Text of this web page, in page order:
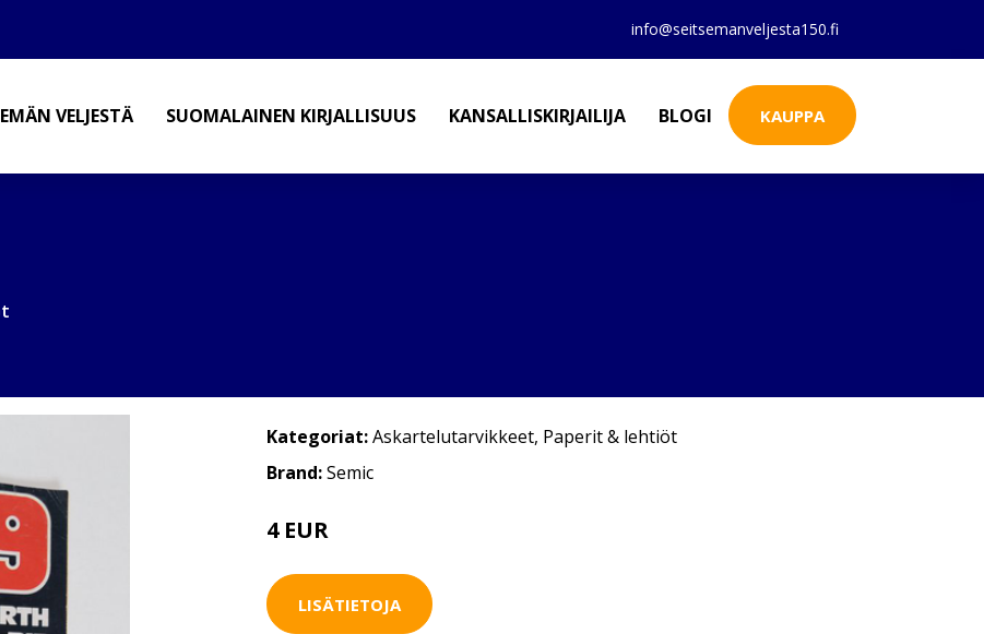
info@seitsemanveljesta150.fi
VELJESTÄ SUOMALAINEN KIRJALLISUUS KANSALLISKIRJAILIJA BLOGI KAUPPA
Kategoriat:Askartelutarvikkeet, Paperit & lehtiöt
Brand:Semic
4 EUR
LISÄTIETOJA